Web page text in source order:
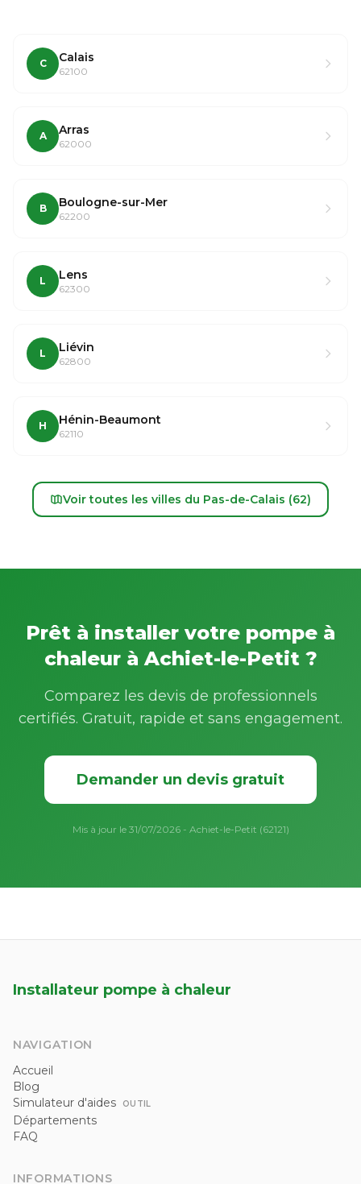
C Calais
62100
A Arras
62000
B Boulogne-sur-Mer
62200
L Lens
62300
L Liévin
62800
H Hénin-Beaumont
62110
Voir toutes les villes du Pas-de-Calais (62)
Prêt à installer votre pompe à
chaleur à Achiet-le-Petit ?
Comparez les devis de professionnels
certifiés. Gratuit, rapide et sans engagement.
Demander un devis gratuit
Mis à jour le 31/07/2026 - Achiet-le-Petit (62121)
Installateur pompe à chaleur
NAVIGATION
Accueil
Blog
Simulateur d'aides
OUTIL
Départements
FAQ
INFORMATIONS